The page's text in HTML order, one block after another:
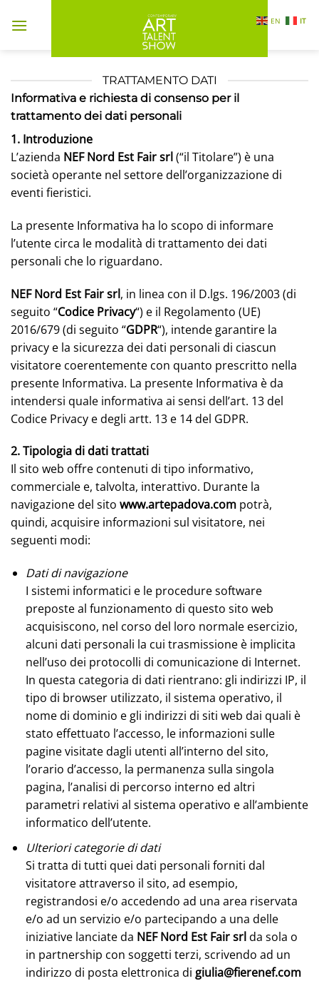
TRATTAMENTO DATI
Informativa e richiesta di consenso per il
trattamento dei dati personali
1. Introduzione
L’azienda NEF Nord Est Fair srl(“il Titolare”) è una
società operante nel settore dell’organizzazione di
eventi fieristici.
La presente Informativa ha lo scopo di informare
l’utente circa le modalità di trattamento dei dati
personali che lo riguardano.
NEF Nord Est Fair srl, in linea con il D.lgs. 196/2003 (di
seguito “Codice Privacy“) e il Regolamento (UE)
2016/679 (di seguito “GDPR“), intende garantire la
privacy e la sicurezza dei dati personali di ciascun
visitatore coerentemente con quanto prescritto nella
presente Informativa. La presente Informativa è da
intendersi quale informativa ai sensi dell’art. 13 del
Codice Privacy e degli artt. 13 e 14 del GDPR.
2. Tipologia di dati trattati
Il sito web offre contenuti di tipo informativo,
commerciale e, talvolta, interattivo. Durante la
navigazione del sito www.artepadova.com potrà,
quindi, acquisire informazioni sul visitatore, nei
seguenti modi:
Dati di navigazione
I sistemi informatici e le procedure software
preposte al funzionamento di questo sito web
acquisiscono, nel corso del loro normale esercizio,
alcuni dati personali la cui trasmissione è implicita
nell’uso dei protocolli di comunicazione di Internet.
In questa categoria di dati rientrano: gli indirizzi IP, il
tipo di browser utilizzato, il sistema operativo, il
nome di dominio e gli indirizzi di siti web dai quali è
stato effettuato l’accesso, le informazioni sulle
pagine visitate dagli utenti all’interno del sito,
l’orario d’accesso, la permanenza sulla singola
pagina, l’analisi di percorso interno ed altri
parametri relativi al sistema operativo e all’ambiente
informatico dell’utente.
Ulteriori categorie di dati
Si tratta di tutti quei dati personali forniti dal
visitatore attraverso il sito, ad esempio,
registrandosi e/o accedendo ad una area riservata
e/o ad un servizio e/o partecipando a una delle
iniziative lanciate da NEF Nord Est Fair srlda sola o
in partnership con soggetti terzi, scrivendo ad un
indirizzo di posta elettronica di giulia@fierenef.com
EN IT